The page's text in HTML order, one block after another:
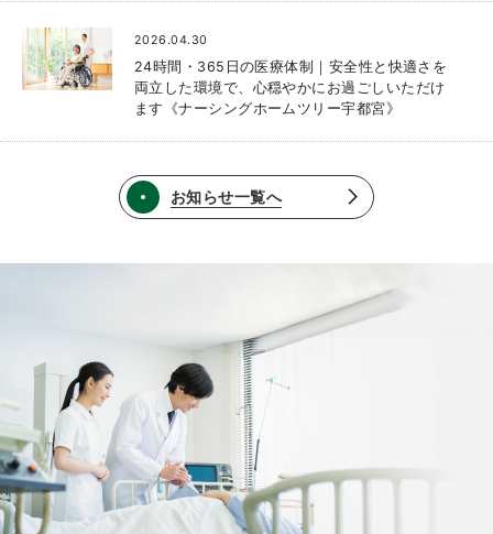
2026.04.30
24時間・365日の医療体制｜安全性と快適さを
両立した環境で、心穏やかにお過ごしいただけ
ます《ナーシングホームツリー宇都宮》
お知らせ一覧へ